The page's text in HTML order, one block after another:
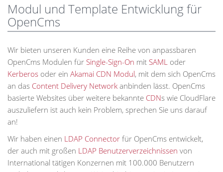
Modul und Template Entwicklung für
OpenCms
Wir bieten unseren Kunden eine Reihe von anpassbaren
OpenCms Modulen für Single-Sign-On mit SAML oder
Kerberos oder ein Akamai CDN Modul, mit dem sich OpenCms
an das Content Delivery Network anbinden lässt. OpenCms
basierte Websites über weitere bekannte CDNs wie CloudFlare
auszuliefern ist auch kein Problem, sprechen Sie uns darauf
an!
Wir haben einen LDAP Connector für OpenCms entwickelt,
der auch mit großen LDAP Benutzerverzeichnissen von
International tätigen Konzernen mit 100.000 Benutzern